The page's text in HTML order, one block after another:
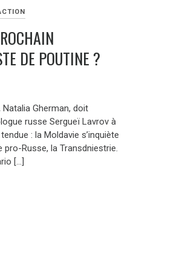
DE POUTINE ?
Gherman, doit
russe Sergueï Lavrov à
: la Moldavie s’inquiète
Russe, la Transdniestrie.
[…]